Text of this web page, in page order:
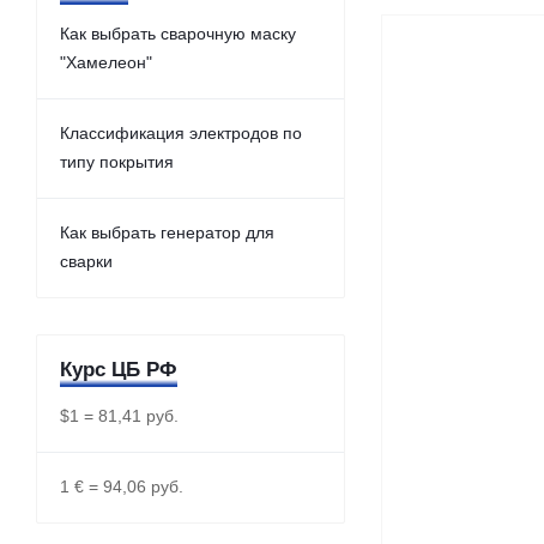
Как выбрать сварочную маску
"Хамелеон"
Классификация электродов по
типу покрытия
Как выбрать генератор для
сварки
Курс ЦБ РФ
$1 = 81,41 руб.
1 € = 94,06 руб.